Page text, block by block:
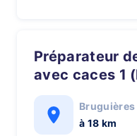
Préparateur de commande nuit
avec caces 1
Bruguières
à 18 km